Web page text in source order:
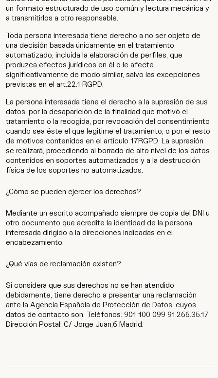
un formato estructurado de uso común y lectura mecánica y
a transmitirlos a otro responsable.
Toda persona interesada tiene derecho a no ser objeto de
una decisión basada únicamente en el tratamiento
automatizado, incluida la elaboración de perfiles, que
produzca efectos jurídicos en él o le afecte
significativamente de modo similar, salvo las excepciones
previstas en el art.22.1 RGPD.
La persona interesada tiene el derecho a la supresión de sus
datos, por la desaparición de la finalidad que motivó el
tratamiento o la recogida, por revocación del consentimiento
cuando sea éste el que legitime el tratamiento, o por el resto
de motivos contenidos en el artículo 17RGPD. La supresión
se realizará, procediendo al borrado de alto nivel de los datos
contenidos en soportes automatizados y a la destrucción
física de los soportes no automatizados.
¿Cómo se pueden ejercer los derechos?
Mediante un escrito acompañado siempre de copia del DNI u
otro documento que acredite la identidad de la persona
interesada dirigido a la direcciones indicadas en el
encabezamiento.
¿Qué vías de reclamación existen?
Si considera que sus derechos no se han atendido
debidamente, tiene derecho a presentar una reclamación
ante la Agencia Española de Protección de Datos, cuyos
datos de contacto son: Teléfonos: 901 100 099 91.266.35.17
Dirección Postal: C/ Jorge Juan,6 Madrid.